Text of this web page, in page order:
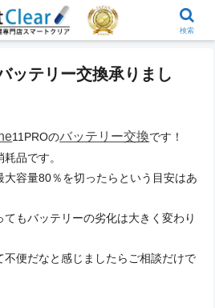
ッテリー交換承りまし
11PROのバッテリー交換です！
品です。
容量80％を切ったらという目安はあ
もバッテリーの劣化は大きく変わり
不便だなと感じましたらご相談だけで
検索